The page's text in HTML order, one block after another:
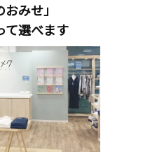
おみせ」
て選べます